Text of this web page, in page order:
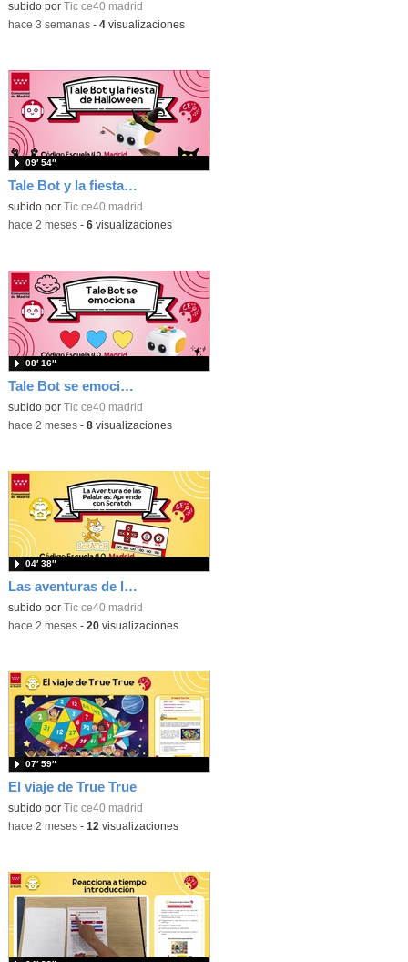
subido por Tic ce40 madrid
-hace 3 semanas- 4visualizaciones
Tale Bot y la fiesta de Halloween
subido por Tic ce40 madrid
09′ 54″
-hace 2 meses- 6visualizaciones
Tale Bot se emociona
subido por Tic ce40 madrid
08′ 16″
-hace 2 meses- 8visualizaciones
Las aventuras de la palabras. Aprende con Scratch
subido por Tic ce40 madrid
04′ 38″
-hace 2 meses- 20visualizaciones
El viaje de True True
subido por Tic ce40 madrid
07′ 59″
-hace 2 meses- 12 visualizaciones